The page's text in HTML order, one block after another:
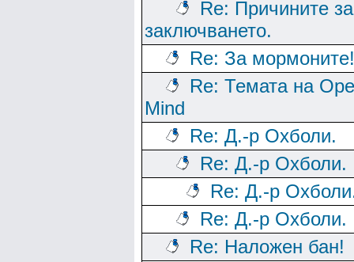
Re: Причините за
заключването.
Re: За мормоните!
Re: Темата на
Mind
Re: Д.-р Охболи.
Re: Д.-р Охболи.
Re: Д.-р
Re: Д.-р Охболи.
Re: Наложен бан!